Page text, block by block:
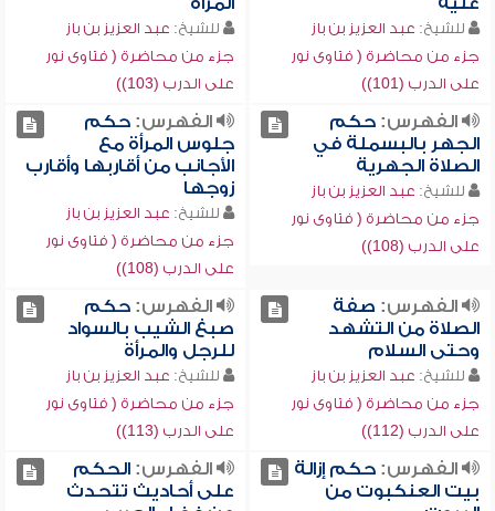
للشيخ: عبد العزيز بن باز
جزء من محاضرة ( فتاوى نور
على الدرب (101))
للشيخ: عبد العزيز بن باز
جزء من محاضرة ( فتاوى نور
على الدرب (103))
الفهرس:حكم
الجهر بالبسملة في
الصلاة الجهرية
للشيخ: عبد العزيز بن باز
جزء من محاضرة ( فتاوى نور
على الدرب (108))
الفهرس:حكم
جلوس المرأة مع
الأجانب من أقاربها وأقارب
زوجها
للشيخ: عبد العزيز بن باز
جزء من محاضرة ( فتاوى نور
على الدرب (108))
الفهرس: صفة
الصلاة من التشهد
وحتى السلام
للشيخ: عبد العزيز بن باز
جزء من محاضرة ( فتاوى نور
على الدرب (112))
الفهرس:حكم
صبغ الشيب بالسواد
للرجل والمرأة
للشيخ: عبد العزيز بن باز
جزء من محاضرة ( فتاوى نور
على الدرب (113))
الفهرس:حكم إزالة
بيت العنكبوت من
الفهرس:الحكم
على أحاديث تتحدث